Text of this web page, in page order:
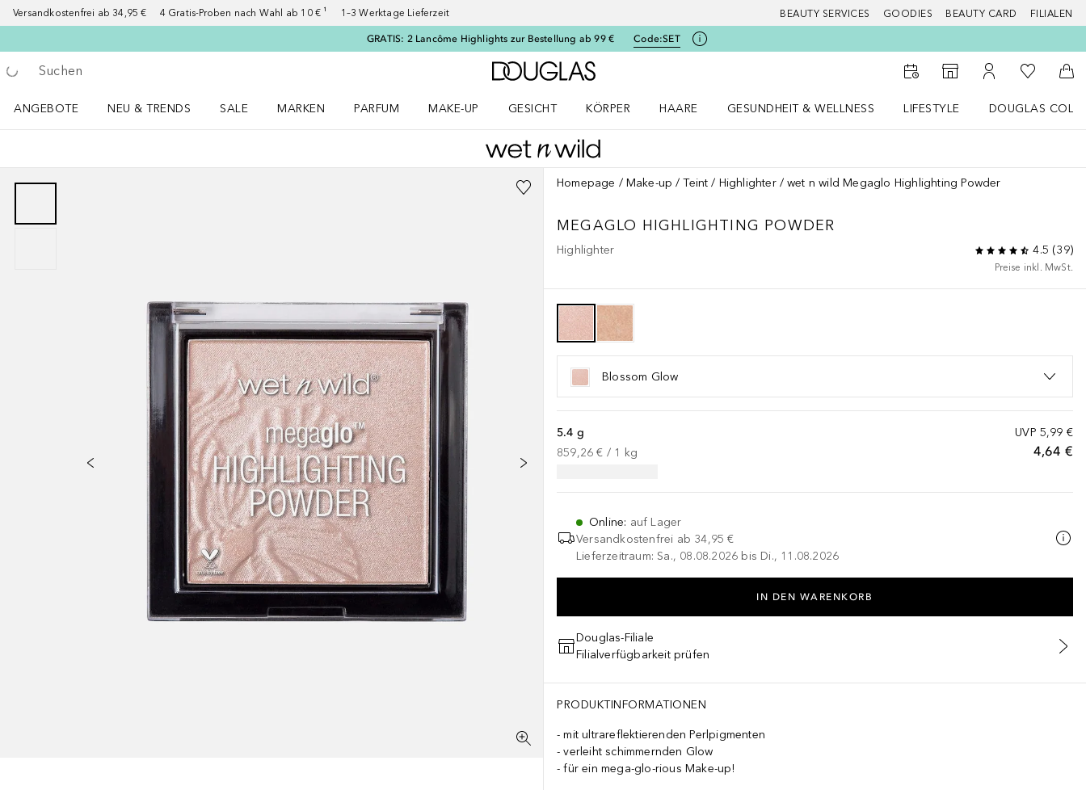
Versandkostenfrei ab 34,95 € 4 Gratis-Proben nach Wahl ab 10 € ¹ 1–3 Werktage Lieferzeit BEAUTY SERVICES GOODIES BEAUTY CARD FILIALEN
GRATIS: 2 Lancôme Highlights zur Bestellung ab 99 € Code:SET
Gehe zurück
Suche ausführen
Zur Douglas Startseite
Zum Storefinder
Zu Meinem
Zu Meiner
ANGEBOTE
NEU & TRENDS
SALE
MARKEN
PARFUM
MAKE-UP
GESICHT
KÖRPER
HAARE
GESUNDHEIT & WELLNESS
LIFESTYLE
DOUGLAS
Homepage Make-up Teint Highlighter wet n wild Megaglo Highlighting Powder
MEGAGLO HIGHLIGHTING POWDER
Highlighter 4.5 (39)
Preise inkl. MwSt.
Blossom Glow
UVP 5,99 €
4,64 €
5.4 g
859,26 € / 1 kg
Online: auf Lager
Versandkostenfrei ab 34,95 €
Lieferzeitraum: Sa., 08.08.2026 bis Di., 11.08.2026
IN DEN WARENKORB
Douglas-Filiale
Filialverfügbarkeit prüfen
PRODUKTINFORMATIONEN
mit ultrareflektierenden Perlpigmenten
verleiht schimmernden Glow
für ein mega-glo-rious Make-up!